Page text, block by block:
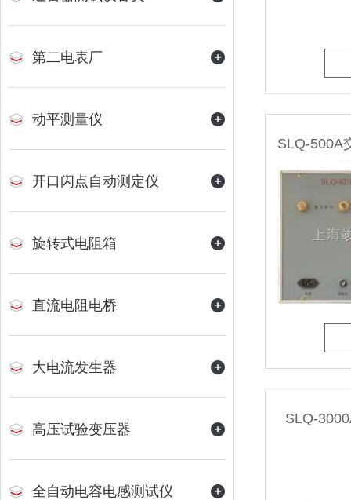
第二电表厂
动平测量仪
开口闪点自动测定仪
旋转式电阻箱
直流电阻电桥
大电流发生器
高压试验变压器
全自动电容电感测试仪
SLQ-